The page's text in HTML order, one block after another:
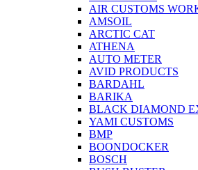
AIR CUSTOMS
AMSOIL
ARCTIC CAT
ATHENA
AUTO METER
AVID PRODUCTS
BARDAHL
BARIKA
BLACK DIAMOND
YAMI CUSTOMS
BMP
BOONDOCKER
BOSCH